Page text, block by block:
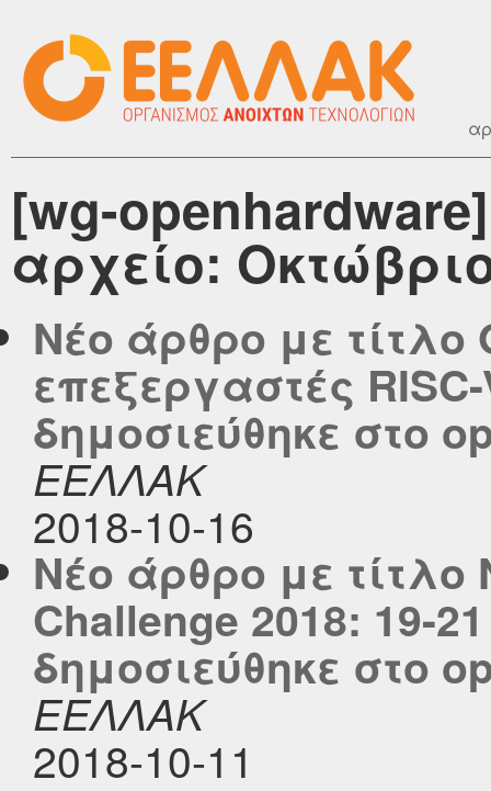
[wg-
αρχείο:
Νέο άρθρο με τίτλο
επεξεργαστές
δημοσιεύθηκε στο
ΕΕΛΛΑΚ
2018-10-16
Νέο άρθρο με τίτλο
Challenge 2018: 19-
δημοσιεύθηκε στο
ΕΕΛΛΑΚ
2018-10-11